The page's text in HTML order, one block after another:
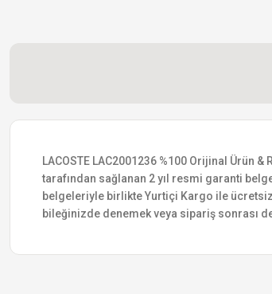
LACOSTE LAC2001236 %100 Orijinal Ürün
tarafından sağlanan 2 yıl resmi garanti
belgeleriyle birlikte Yurtiçi Kargo ile
bileğinizde denemek veya sipariş sonrası